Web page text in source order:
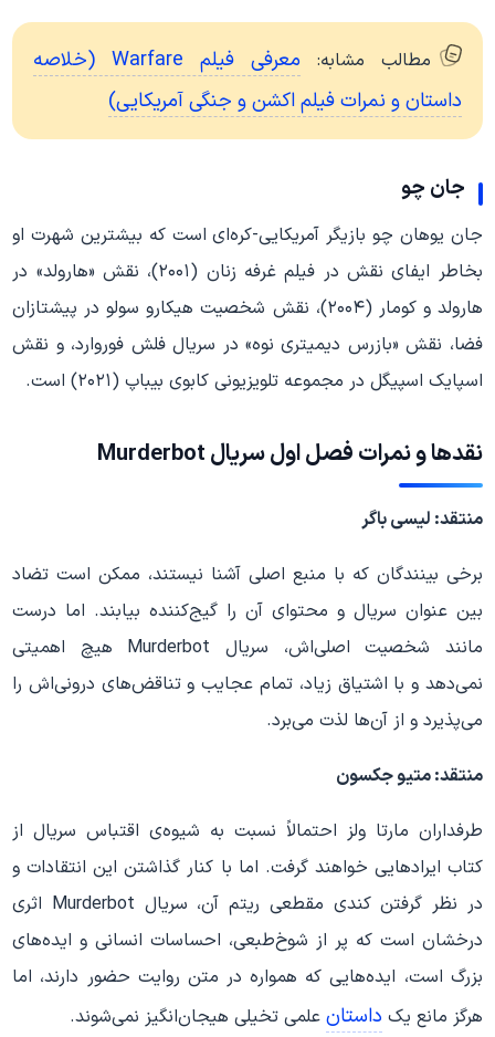
مطالب مشابه:
معرفی فیلم Warfare (خلاصه
داستان و نمرات فیلم اکشن و جنگی آمریکایی)
جان چو
جان یوهان چو بازیگر آمریکایی-کره‌ای است که بیشترین شهرت او
بخاطر ایفای نقش در فیلم غرفه زنان (۲۰۰۱)، نقش «هارولد» در
هارولد و کومار (۲۰۰۴)، نقش شخصیت هیکارو سولو در پیشتازان
فضا، نقش «بازرس دیمیتری نوه» در سریال فلش فوروارد، و نقش
اسپایک اسپیگل در مجموعه تلویزیونی کابوی بیباپ (۲۰۲۱) است.
نقدها و نمرات فصل اول سریال Murderbot
منتقد: لیسی باگر
برخی بینندگان که با منبع اصلی آشنا نیستند، ممکن است تضاد
بین عنوان سریال و محتوای آن را گیج‌کننده بیابند. اما درست
مانند شخصیت اصلی‌اش، سریال Murderbot هیچ اهمیتی
نمی‌دهد و با اشتیاق زیاد، تمام عجایب و تناقض‌های درونی‌اش را
می‌پذیرد و از آن‌ها لذت می‌برد.
منتقد: متیو جکسون
طرفداران مارتا ولز احتمالاً نسبت به شیوه‌ی اقتباس سریال از
کتاب ایرادهایی خواهند گرفت. اما با کنار گذاشتن این انتقادات و
در نظر گرفتن کندی مقطعی ریتم آن، سریال Murderbot اثری
درخشان است که پر از شوخ‌طبعی، احساسات انسانی و ایده‌های
بزرگ است، ایده‌هایی که همواره در متن روایت حضور دارند، اما
هرگز مانع یک داستان علمی‌ تخیلی هیجان‌انگیز نمی‌شوند.